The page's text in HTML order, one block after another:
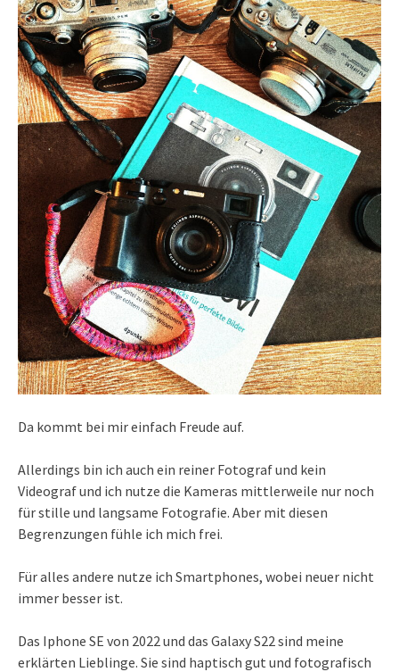
Da kommt bei mir einfach Freude auf.
Allerdings bin ich auch ein reiner Fotograf und kein
Videograf und ich nutze die Kameras mittlerweile nur noch
für stille und langsame Fotografie. Aber mit diesen
Begrenzungen fühle ich mich frei.
Für alles andere nutze ich Smartphones, wobei neuer nicht
immer besser ist.
Das Iphone SE von 2022 und das Galaxy S22 sind meine
erklärten Lieblinge. Sie sind haptisch gut und fotografisch